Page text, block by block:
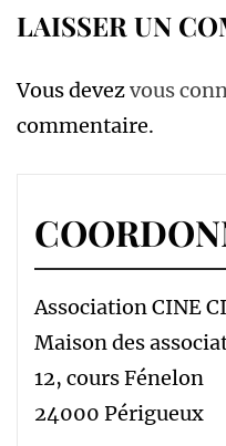
LAISSER UN
Vous devezvous
commentaire.
Association CINE
Maison des
12, cours Fénelon
24000 Périgueux